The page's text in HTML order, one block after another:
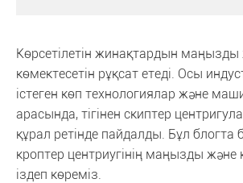
Көрсетілетін жинақтардын
көмектесетін рұқсат етеді. Осы
істеген көп технологиялар және
арасында, тігінен скиптер
құрал ретінде пайдалды. Бұл блогта
кроптер центриугінің маңызды
іздеп көреміз.